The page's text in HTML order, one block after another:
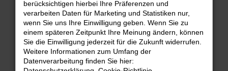
FEHLER: NETWORK ERROR
Beim Laden ist ein Fehler aufgetreten.
Hier sind ein paar Tipps, die dir helfen können:
Überprüfe deine Firewall und deine
berücksichtigen hierbei Ihre Präferenzen und
verarbeiten Daten für Marketing und Statistiken nur,
wenn Sie uns Ihre Einwilligung geben. Wenn Sie zu
einem späteren Zeitpunkt Ihre Meinung ändern, können
Sie die Einwilligung jederzeit für die Zukunft widerrufen.
Weitere Informationen zum Umfang der
Datenverarbeitung finden Sie hier: